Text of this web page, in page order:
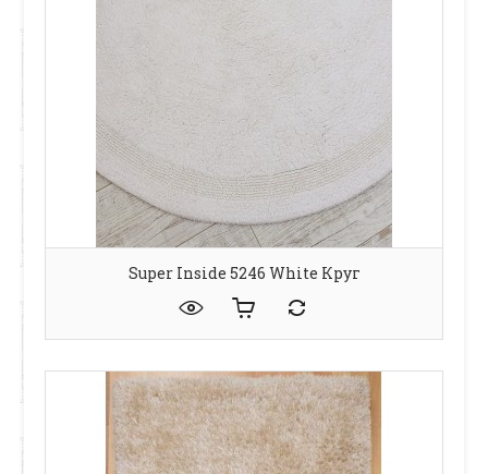
Super Inside 5246 White Круг